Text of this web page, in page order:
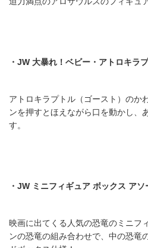
・JW 大暴れ！ベビー・アトロキラ
アトロキラプトル（ゴースト）のか
ンを押すとほえながら口を動かし、
す。
・JW ミニフィギュア ボックス アソ
映画に出てくる人気の恐竜のミニフ
ンの恐竜の組み合わせで、中の恐竜